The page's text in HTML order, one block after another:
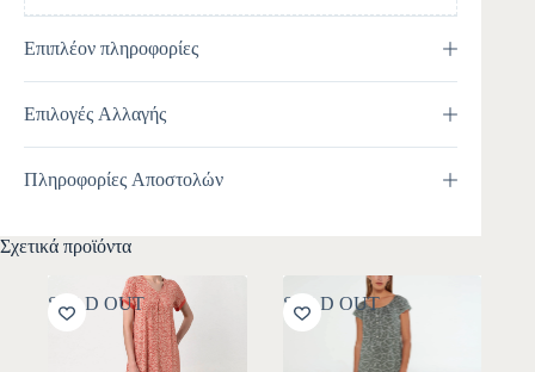
Επιπλέον πληροφορίες
Επιλογές Αλλαγής
Πληροφορίες Αποστολών
Σχετικά προϊόντα
SOLD OUT SOLD OUT